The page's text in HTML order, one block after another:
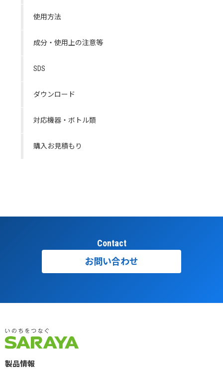
使用方法
成分・使用上の注意等
SDS
ダウンロード
対応機器・ボトル類
購入お見積もり
Contact
お問い合わせ
製品情報